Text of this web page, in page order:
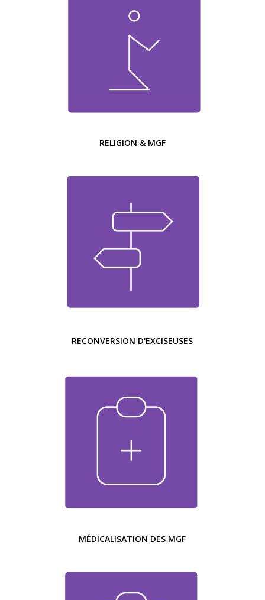
RELIGION & MGF
RECONVERSION D'EXCISEUSES
MÉDICALISATION DES MGF